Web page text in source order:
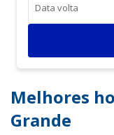
Data volta
Melhores
Grande